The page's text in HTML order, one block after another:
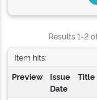
Results 1-2
Item hits:
Preview
Issue
Date
Title